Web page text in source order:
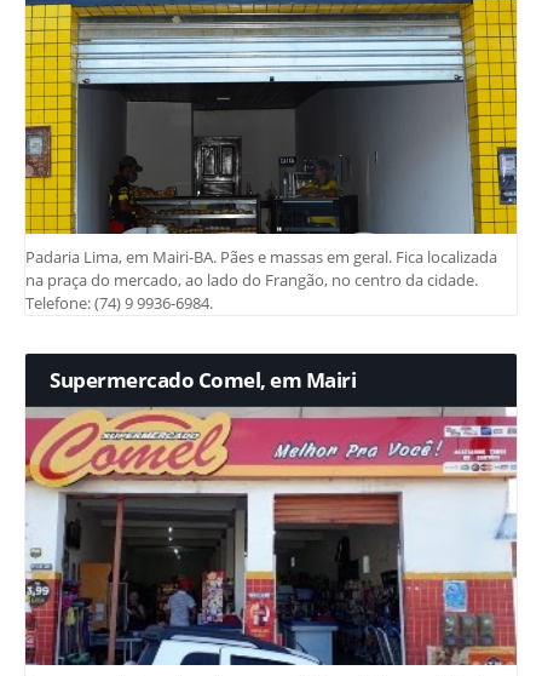
Padaria Lima, em Mairi-BA. Pães e massas em geral. Fica localizada
na praça do mercado, ao lado do Frangão, no centro da cidade.
Telefone: (74) 9 9936-6984.
Supermercado Comel, em Mairi